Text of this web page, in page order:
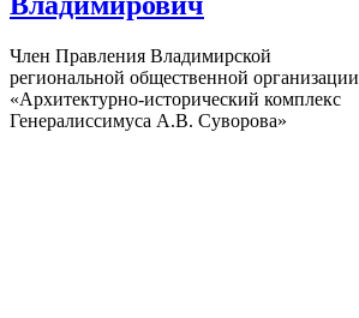
Член Правления Владимирской
региональной общественной организации
«Архитектурно-исторический комплекс
Генералиссимуса А.В. Суворова»